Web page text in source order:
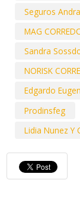
Seguros
MAG
Sandra
NORISK
Edgardo
Prodinsfeg
Lidia Nunez Y